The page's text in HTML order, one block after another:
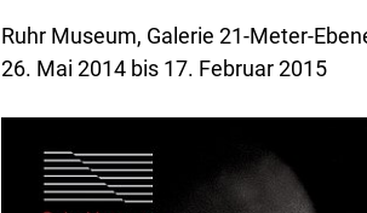
Ruhr Museum, Galerie 21-Meter-
26. Mai 2014 bis 17. Februar 2015